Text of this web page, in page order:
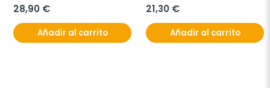
28,90 €
Añadir al carrito
21,30 €
Añadir al carrito